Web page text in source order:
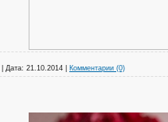
Дата: 21.10.2014 Комментарии (0)